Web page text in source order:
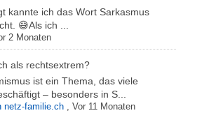
kannte ich das Wort Sarkasmus
😅Als ich ...
2 Monaten
als rechtsextrem?
ist ein Thema, das viele
– besonders in S...
netz-familie.ch, Vor 11 Monaten